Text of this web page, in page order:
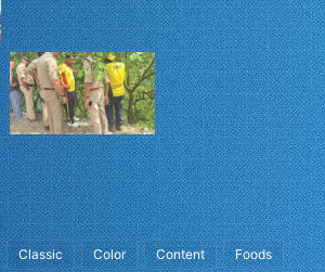
Classic Color Content Foods